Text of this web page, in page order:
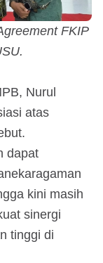
FKIP
Nurul
atas
dapat
kini masih
sinergi
tinggi di